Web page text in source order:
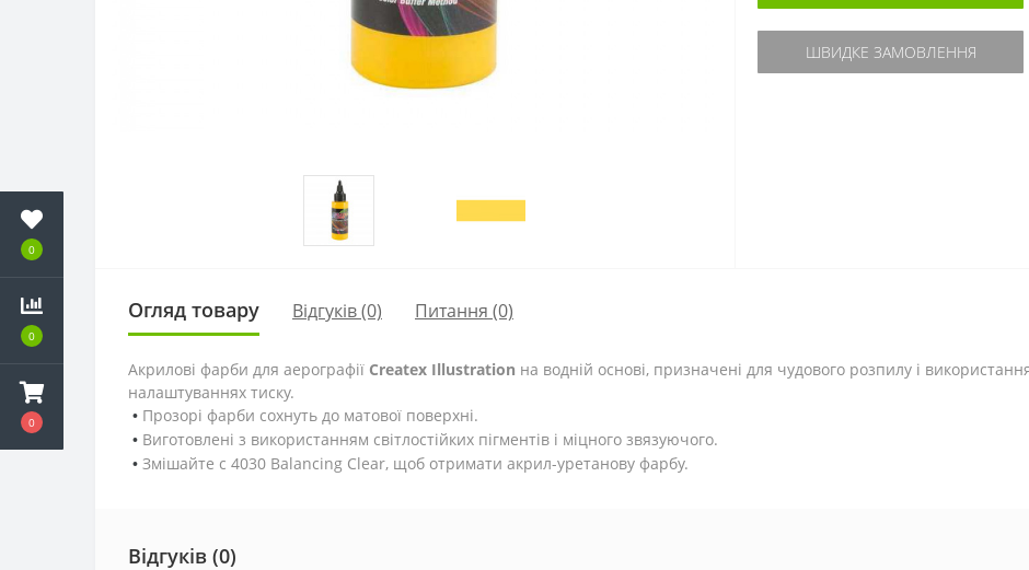
0
0
0
ШВИДКЕ ЗАМОВЛЕННЯ
Огляд товару Відгуків (0) Питання (0)
Акрилові фарби для аерографії Createx Illustration на водній основі, призначені для чудового розпилу і
налаштуваннях тиску.
• Прозорі фарби сохнуть до матової поверхні.
• Виготовлені з використанням світлостійких пігментів і міцного звязуючого.
• Змішайте с 4030 Balancing Clear, щоб отримати акрил-уретанову фарбу.
Відгуків (0)